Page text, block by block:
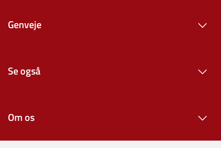
Genveje
Se også
Om os